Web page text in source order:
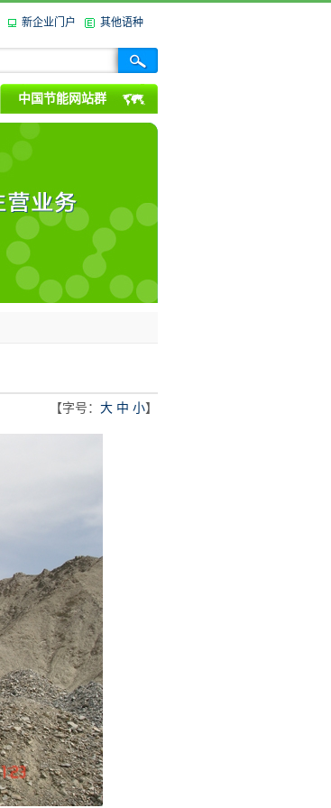
新企业门户 其他语种
中国节能网站群
【字号： 大 中 小】